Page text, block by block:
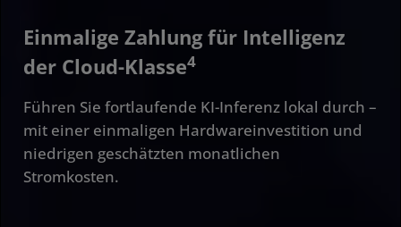
Einmalige Zahlung für Intelligenz
der Cloud-Klasse4
Führen Sie fortlaufende KI-Inferenz lokal durch –
mit einer einmaligen Hardwareinvestition und
niedrigen geschätzten monatlichen
Stromkosten.